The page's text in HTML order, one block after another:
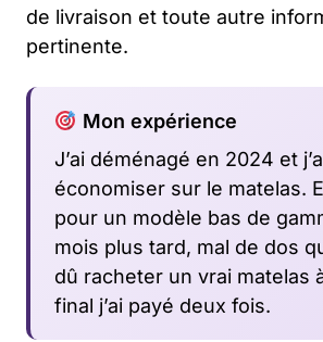
de livraison et toute autre
pertinente.
Mon expérience
J’ai déménagé en 2024 et
économiser sur le matelas.
pour un modèle bas de
mois plus tard, mal de dos
dû racheter un vrai matelas
final j’ai payé deux fois.